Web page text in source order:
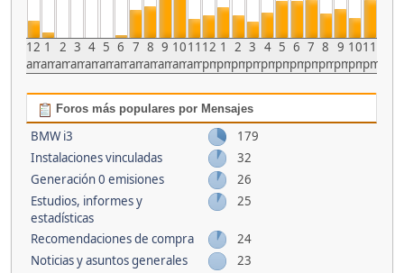
12
am
1
am
2
am
3
am
4
am
5
am
6
am
7
am
8
am
9
am
10
am
11
am
12
pm
1
pm
2
pm
3
pm
4
pm
5
pm
6
pm
7
pm
8
pm
9
pm
10
pm
11
pm
Foros más populares por Mensajes
BMW i3
179
Instalaciones vinculadas
32
Generación 0 emisiones
26
Estudios, informes y
estadísticas
25
Recomendaciones de compra
24
Noticias y asuntos generales
23